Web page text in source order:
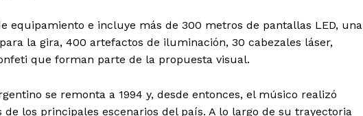
equipamiento e incluye más de 300 metros de pantallas LED, una
la gira, 400 artefactos de iluminación, 30 cabezales láser,
que forman parte de la propuesta visual.
se remonta a 1994 y, desde entonces, el músico realizó
los principales escenarios del país. A lo largo de su trayectoria